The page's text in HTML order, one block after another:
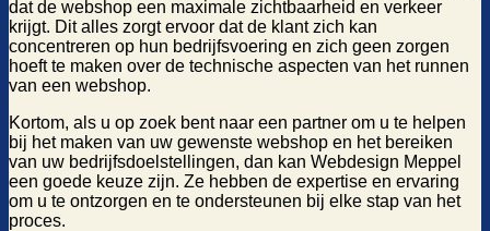
dat de webshop een maximale zichtbaarheid en verkeer
krijgt. Dit alles zorgt ervoor dat de klant zich kan
concentreren op hun bedrijfsvoering en zich geen zorgen
hoeft te maken over de technische aspecten van het runnen
van een webshop.
Kortom, als u op zoek bent naar een partner om u te helpen
bij het maken van uw gewenste webshop en het bereiken
van uw bedrijfsdoelstellingen, dan kan Webdesign Meppel
een goede keuze zijn. Ze hebben de expertise en ervaring
om u te ontzorgen en te ondersteunen bij elke stap van het
proces.